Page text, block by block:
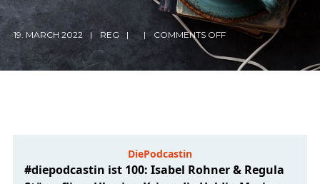
19. MARCH 2022 REG COMMENTS OFF